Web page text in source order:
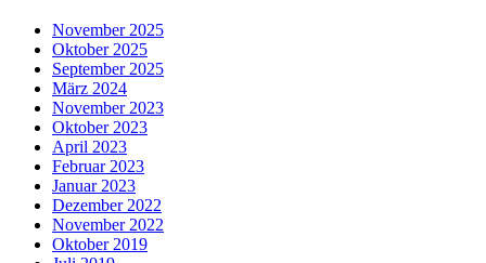
November 2025
Oktober 2025
September 2025
März 2024
November 2023
Oktober 2023
April 2023
Februar 2023
Januar 2023
Dezember 2022
November 2022
Oktober 2019